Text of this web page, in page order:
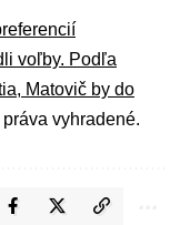
voľby. Podľa
Matovič by do
vyhradené.